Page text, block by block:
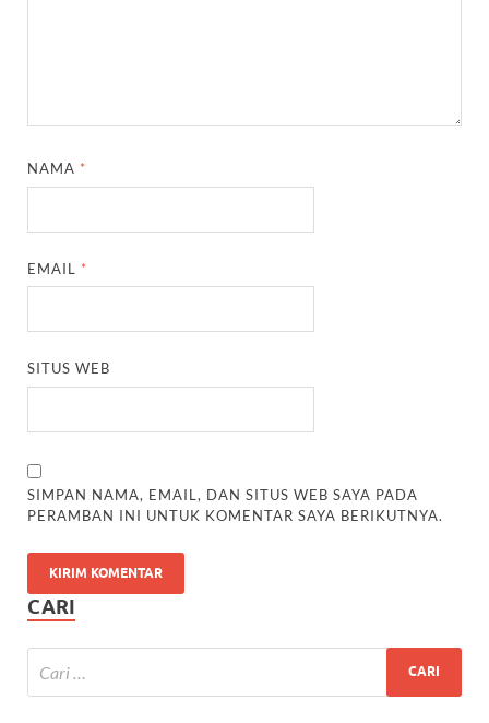
NAMA *
EMAIL *
SITUS WEB
SIMPAN NAMA, EMAIL, DAN SITUS WEB SAYA PADA
PERAMBAN INI UNTUK KOMENTAR SAYA BERIKUTNYA.
CARI